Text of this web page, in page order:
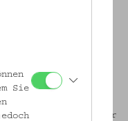
am Otto Wagner
Sie